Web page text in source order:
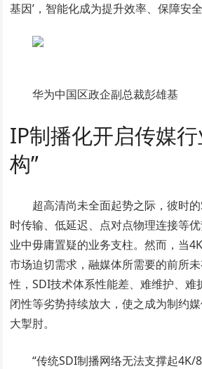
基因’，智能化成为提升效率、保障安
华为中国区政企副总裁彭雄基
IP制播化开启传媒
构”
超高清尚未全面起势之际，彼时
时传输、低延迟、点对点物理连接等
业中毋庸置疑的业务支柱。然而，当
市场迫切需求，融媒体所需要的前所
性，SDI技术体系性能差、难维护、难
闭性等劣势持续放大，使之成为制约
大掣肘。
“传统SDI制播网络无法支撑起4K/